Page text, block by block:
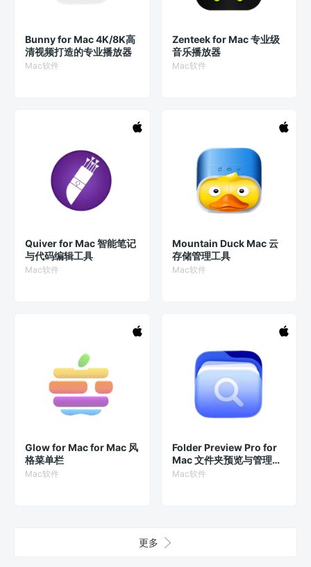
Bunny for Mac 4K/8K高
清视频打造的专业播放器
Mac软件
Zenteek for Mac 专业级
音乐播放器
Mac软件
Quiver for Mac 智能笔记
与代码编辑工具
Mac软件
Mountain Duck Mac 云
存储管理工具
Mac软件
Glow for Mac for Mac 风
格菜单栏
Mac软件
Folder Preview Pro for
Mac 文件夹预览与管理工
具，
Mac软件
更多